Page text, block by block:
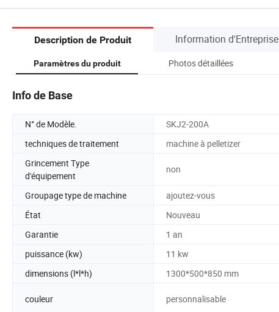
Description de Produit Information d'Entreprise
Paramètres du produit Photos détaillées
Info de Base
N° de Modèle. SKJ2-200A
techniques de traitement
machine à pelletizer
Grincement Type
d'équipement
non
Groupage type de machine ajoutez-vous
État
Nouveau
Garantie
1 an
puissance (kw)
11 kw
dimensions (l*l*h)
1300*500*850 mm
couleur personnalisable